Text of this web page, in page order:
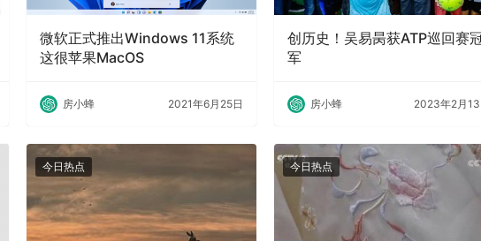
微软正式推出Windows 11系统
这很苹果MacOS
房小蜂 2021年6月25日
创历史！吴易昺获ATP巡回赛
军
房小蜂 2023年2月
今日热点 今日热点